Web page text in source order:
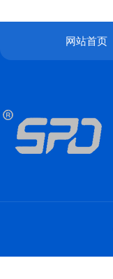
网站首页